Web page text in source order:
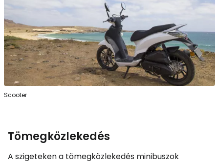
Scooter
Tömegközlekedés
A szigeteken a tömegközlekedés minibuszok